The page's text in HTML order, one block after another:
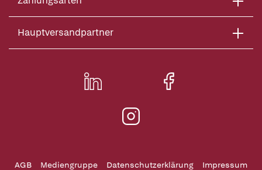
Hauptversandpartner
AGB Mediengruppe Datenschutzerklärung Impressum